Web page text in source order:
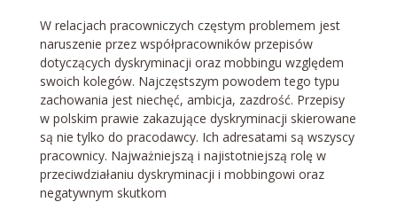
W relacjach pracowniczych częstym problemem jest
naruszenie przez współpracowników przepisów
dotyczących dyskryminacji oraz mobbingu względem
swoich kolegów. Najczęstszym powodem tego typu
zachowania jest niechęć, ambicja, zazdrość. Przepisy
w polskim prawie zakazujące dyskryminacji skierowane
są nie tylko do pracodawcy. Ich adresatami są wszyscy
pracownicy. Najważniejszą i najistotniejszą rolę w
przeciwdziałaniu dyskryminacji i mobbingowi oraz
negatywnym skutkom